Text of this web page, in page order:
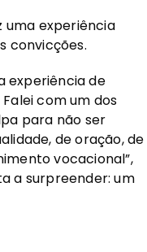
uma experiência
convicções.
experiência de
com um dos
para não ser
de oração, de
vocacional”,
a surpreender: um